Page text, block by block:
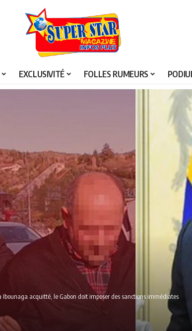
EXCLUSIVITÉ FOLLES RUMEURS
Ibounaga acquitté, le Gabon doit imposer des sanctions immédiates